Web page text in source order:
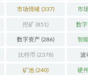
市场情绪 (337) 市
挖矿 (851) 数
数字资产 (286) 智
比特币 (2378) 波
矿池 (240) 硬